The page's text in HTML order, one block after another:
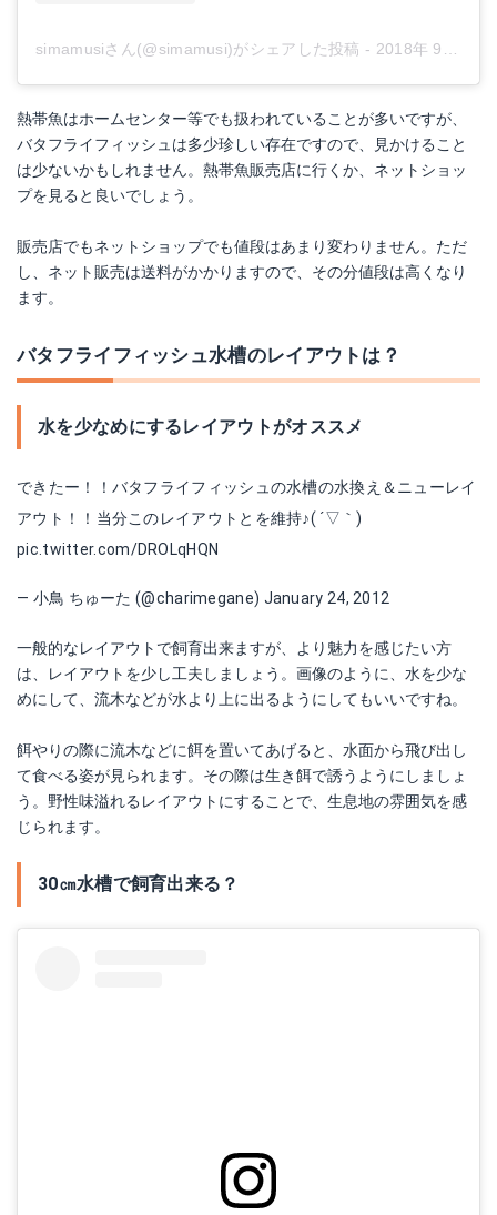
simamusiさん(@simamusi)がシェアした投稿 - 2018年 9月月14日午後11時18分PDT
熱帯魚はホームセンター等でも扱われていることが多いですが、
バタフライフィッシュは多少珍しい存在ですので、見かけること
は少ないかもしれません。熱帯魚販売店に行くか、ネットショッ
プを見ると良いでしょう。
販売店でもネットショップでも値段はあまり変わりません。ただ
し、ネット販売は送料がかかりますので、その分値段は高くなり
ます。
バタフライフィッシュ水槽のレイアウトは？
水を少なめにするレイアウトがオススメ
できたー！！バタフライフィッシュの水槽の水換え＆ニューレイ
アウト！！当分このレイアウトとを維持♪( ´▽｀)
pic.twitter.com/DROLqHQN
— 小鳥 ちゅーた (@charimegane) January 24, 2012
一般的なレイアウトで飼育出来ますが、より魅力を感じたい方
は、レイアウトを少し工夫しましょう。画像のように、水を少な
めにして、流木などが水より上に出るようにしてもいいですね。
餌やりの際に流木などに餌を置いてあげると、水面から飛び出し
て食べる姿が見られます。その際は生き餌で誘うようにしましょ
う。野性味溢れるレイアウトにすることで、生息地の雰囲気を感
じられます。
30㎝水槽で飼育出来る？